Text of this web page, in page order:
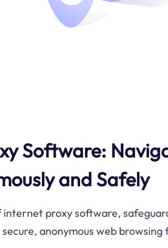
Software:
and Safely
proxy software,
anonymous web